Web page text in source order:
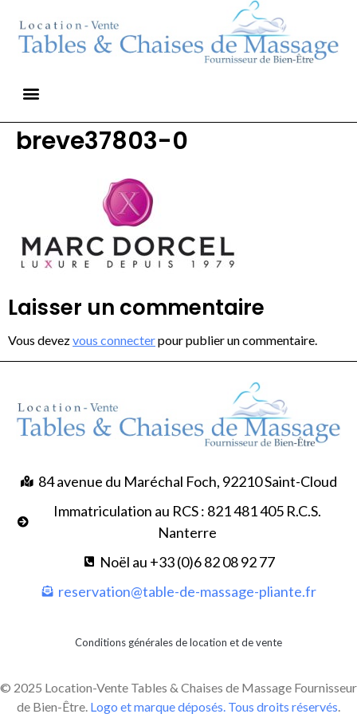
breve37803-0
Laisser un commentaire
Vous devezvous connecterpour publier un commentaire.
84 avenue du Maréchal Foch, 92210 Saint-Cloud
Immatriculation au RCS : 821 481 405 R.C.S.
Nanterre
Noël au +33 (0)6 82 08 92 77
reservation@table-de-massage-pliante.fr
Conditions générales de location et de vente
© 2025 Location-Vente Tables & Chaises de Massage Fournisseur
de Bien-Être. Logo et marque déposés. Tous droits réservés